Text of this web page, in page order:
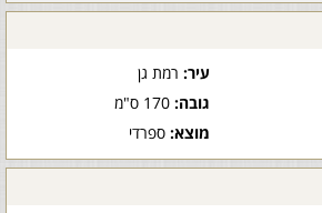
עיר:רמת גן
גובה:170 ס"מ
מוצא:ספרדי